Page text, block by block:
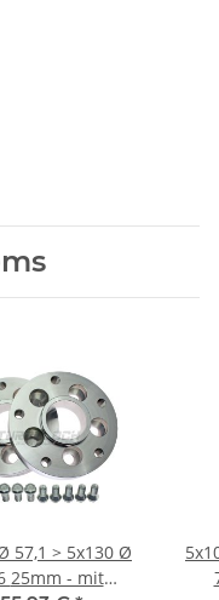
5x130 Ø
5x100